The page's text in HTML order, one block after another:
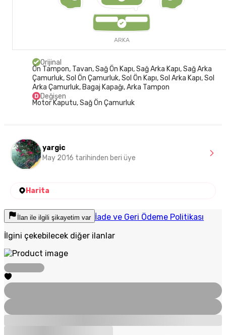
ARKA
Orijinal
Ön Tampon, Tavan, Sağ Ön Kapı, Sağ Arka Kapı, Sağ Arka
Çamurluk, Sol Ön Çamurluk, Sol Ön Kapı, Sol Arka Kapı, Sol
Arka Çamurluk, Bagaj Kapağı, Arka Tampon
D Değişen
Motor Kaputu, Sağ Ön Çamurluk
yargic
May 2016 tarihinden beri üye
Harita
İlan ile ilgili şikayetim var İade ve Geri Ödeme Politikası
İlgini çekebilecek diğer ilanlar